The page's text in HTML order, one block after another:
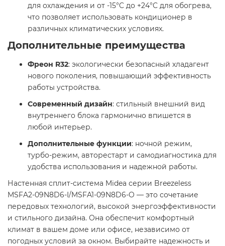
для охлаждения и от -15°C до +24°C для обогрева,
что позволяет использовать кондиционер в
различных климатических условиях. ​
Дополнительные преимущества
Фреон R32: экологически безопасный хладагент
нового поколения, повышающий эффективность
работы устройства.​
Современный дизайн: стильный внешний вид
внутреннего блока гармонично впишется в
любой интерьер.​
Дополнительные функции: ночной режим,
турбо-режим, авторестарт и самодиагностика для
удобства использования и надежной работы. ​
Настенная сплит-система Midea серии Breezeless
MSFA2-09N8D6-I/MSFA1-09N8D6-O — это сочетание
передовых технологий, высокой энергоэффективности
и стильного дизайна. Она обеспечит комфортный
климат в вашем доме или офисе, независимо от
погодных условий за окном. Выбирайте надежность и